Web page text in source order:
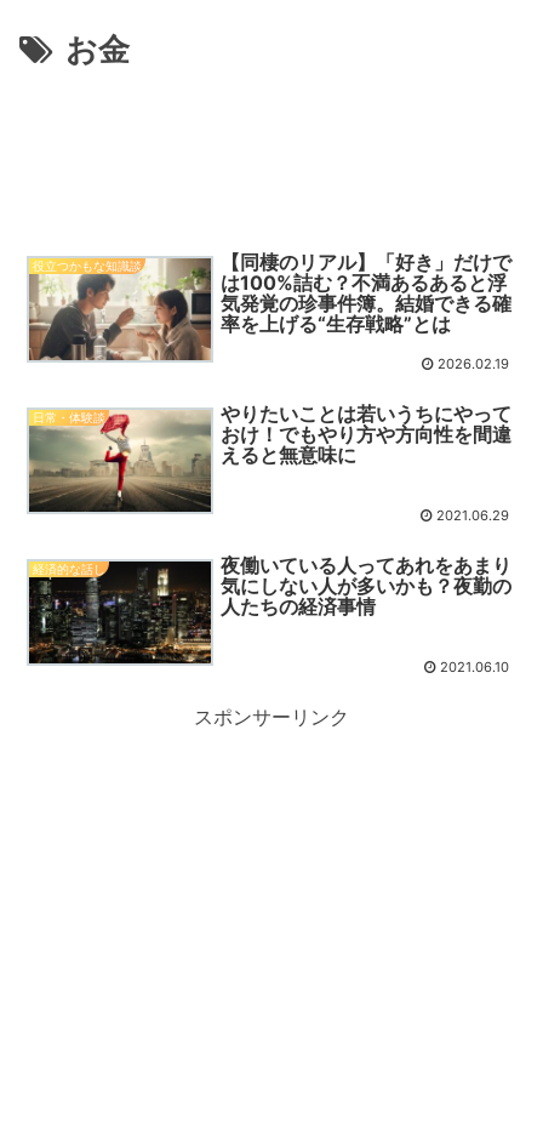
お金
役立つかもな知識談
【同棲のリアル】「好き」だけで
は100%詰む？不満あるあると浮
気発覚の珍事件簿。結婚できる確
率を上げる“生存戦略”とは
2026.02.19
日常・体験談
やりたいことは若いうちにやって
おけ！でもやり方や方向性を間違
えると無意味に
2021.06.29
経済的な話し
夜働いている人ってあれをあまり
気にしない人が多いかも？夜勤の
人たちの経済事情
2021.06.10
スポンサーリンク